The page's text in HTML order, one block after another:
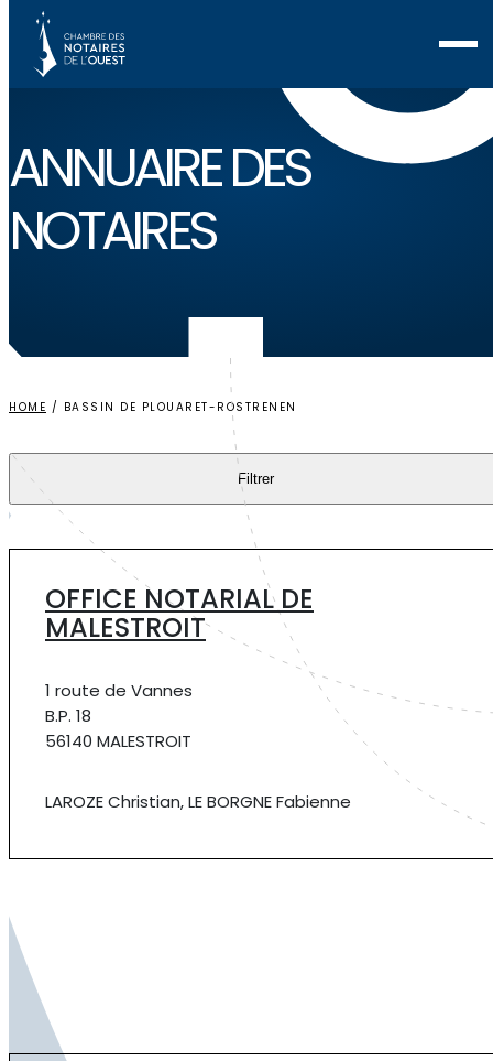
ANNUAIREDES
NOTAIRES
HOME / BASSIN DE PLOUARET-ROSTRENEN
Filtrer
OFFICE NOTARIAL DE
MALESTROIT
1 route de Vannes
B.P. 18
56140 MALESTROIT
LAROZE Christian, LE BORGNE Fabienne